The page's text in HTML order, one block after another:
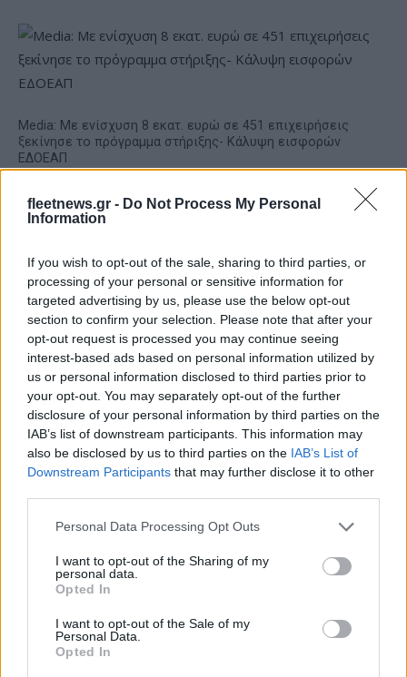
fleetnews.gr - Do Not Process My Personal
Information
If you wish to opt-out of the sale, sharing to third parties, or
processing of your personal or sensitive information for
targeted advertising by us, please use the below opt-out
section to confirm your selection. Please note that after your
opt-out request is processed you may continue seeing
interest-based ads based on personal information utilized by
us or personal information disclosed to third parties prior to
your opt-out. You may separately opt-out of the further
disclosure of your personal information by third parties on the
IAB’s list of downstream participants. This information may
also be disclosed by us to third parties on the IAB’s List of
Downstream Participants that may further disclose it to other
Please note that this website/app uses one or more Google
not limited to your visit or usage behaviour. You may click to
grant or deny consent to Google and its third-party tags to
use your data for below specified purposes in below Google
consent section.
Personal Data Processing Opt Outs
I want to opt-out of the Sharing of my
personal data.
Opted In
I want to opt-out of the Sale of my
Personal Data.
Opted In
Media: Με ενίσχυση 8 εκατ. ευρώ σε 451 επιχειρήσεις
ξεκίνησε το πρόγραμμα στήριξης- Κάλυψη εισφορών
ΕΔΟΕΑΠ
Η Toyota φέρνει νέα γενιά
μπαταριών για τα υβριδικά
της
Σε κινεζική… πολιορκία η
ευρωπαϊκή
αυτοκινητοβιομηχανία
Νέο Audi A2 e-tron με στόχο την κορυφή της
αποδοτικότητας
Εθνική Παίδων: Απώλεσε
προβάδισμα 13 πόντων και
έχασε 84-89 από το Ισραήλ
Ο Γιάννης Αγραβάνης στον